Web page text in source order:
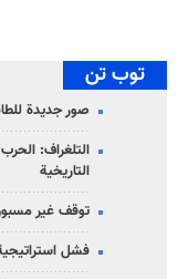
توب تن
صور جديدة
التلغراف:
التاريخية
توقف غير
فشل